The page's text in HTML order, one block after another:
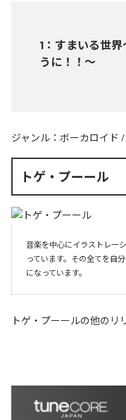
1 ： すまいる世
うに！！〜
ジャンル： ボーカロイド /
トゲ・プーール
音楽を中心にイラストレー
っています。その全てを自
になっています。
トゲ・プーールの他のリ